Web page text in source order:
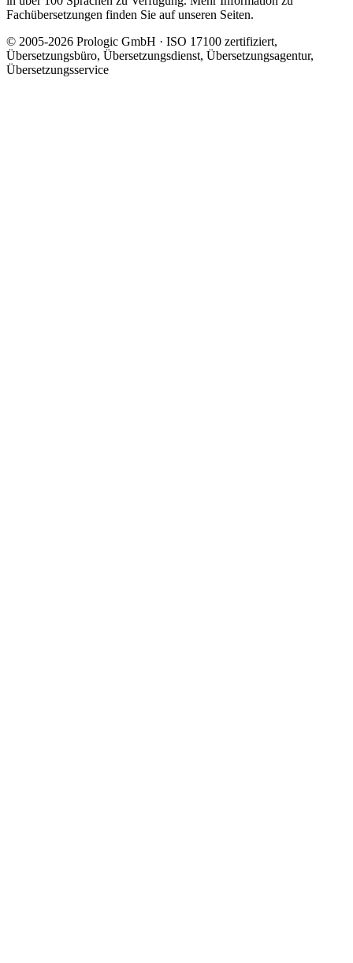
Fachübersetzungen finden Sie auf unseren Seiten.
© 2005-2026 Prologic GmbH · ISO 17100 zertifiziert,
Übersetzungsbüro, Übersetzungsdienst, Übersetzungsagentur,
Übersetzungsservice